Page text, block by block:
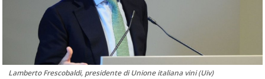
Lamberto Frescobaldi, presidente di Unione italiana vini (Uiv)